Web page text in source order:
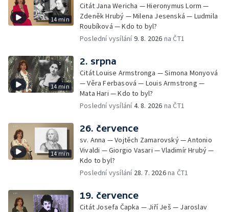
14 min
Citát Jana Wericha — Hieronymus Lorm —
Zdeněk Hrubý — Milena Jesenská — Ludmila
Roubíková — Kdo to byl?
Poslední vysílání9. 8. 2026 na ČT1
14 min
2. srpna
Citát Louise Armstronga — Simona Monyová
— Věra Ferbasová — Louis Armstrong —
Mata Hari — Kdo to byl?
Poslední vysílání4. 8. 2026 na ČT1
14 min
26. července
sv. Anna — Vojtěch Zamarovský — Antonio
Vivaldi — Giorgio Vasari — Vladimír Hrubý —
Kdo to byl?
Poslední vysílání 28. 7. 2026na ČT1
19. července
Citát Josefa Čapka — Jiří Ješ — Jaroslav